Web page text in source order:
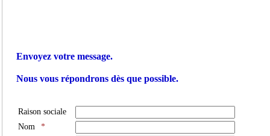
Envoyez votre message.
Nous vous répondrons dès que possible.
Raison sociale
Nom
*